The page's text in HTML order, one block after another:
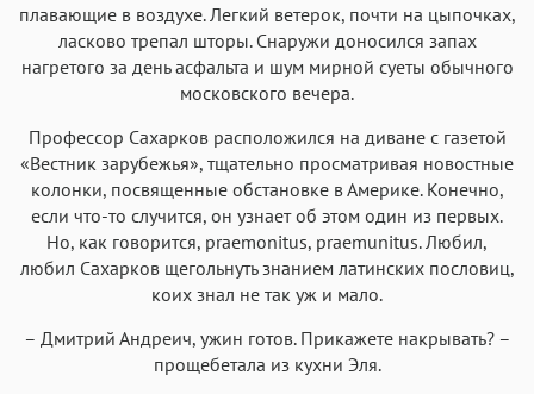
Аа Аа
Garamond
Аа Аа
Times
Iowan
Аа
San Francisco Аа
SF Serif New York
Аа
Helvetica Neue
Аа
Arial Аа
Georgia
Аа
Times New Roman
Аа Аа
Courier New
Аа
Menlo
Аа
плавающие в воздухе. Легкий ветерок, почти на цыпочках,
ласково трепал шторы. Снаружи доносился запах
нагретого за день асфальта и шум мирной суеты обычного
московского вечера.
Профессор Сахарков расположился на диване с газетой
«Вестник зарубежья», тщательно просматривая новостные
колонки, посвященные обстановке в Америке. Конечно,
если что-то случится, он узнает об этом один из первых.
Но, как говорится, praemonitus, praemunitus. Любил,
любил Сахарков щегольнуть знанием латинских пословиц,
коих знал не так уж и мало.
– Дмитрий Андреич, ужин готов. Прикажете накрывать? –
прощебетала из кухни Эля.